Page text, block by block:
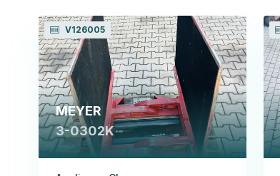
V126005
MEYER
3-0302K